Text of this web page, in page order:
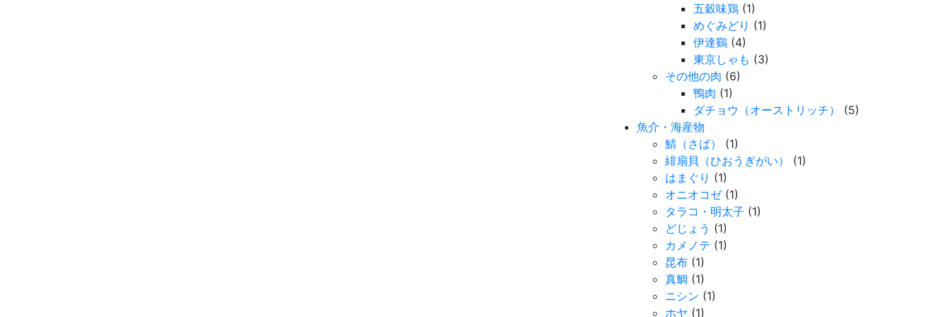
五穀味鶏 (1)
めぐみどり (1)
伊達鷄 (4)
東京しゃも (3)
その他の肉 (6)
鴨肉 (1)
ダチョウ（オーストリッチ）
(5)
魚介・海産物
鯖（さば）
(1)
緋扇貝（ひおうぎがい）
(1)
はまぐり (1)
オニオコゼ(1)
タラコ・明太子 (1)
どじょう (1)
カメノテ (1)
昆布 (1)
真鯛 (1)
ニシン (1)
ホヤ (1)